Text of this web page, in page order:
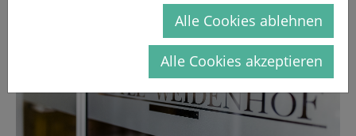
Alle Cookies ablehnen
Alle Cookies akzeptieren